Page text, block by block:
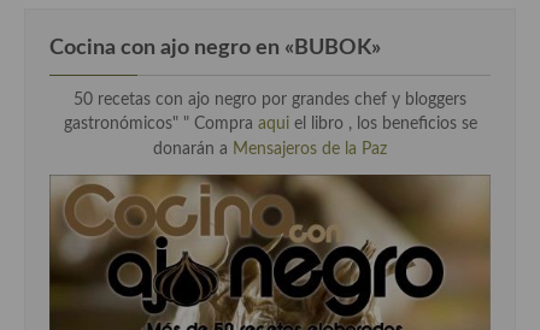
Cocina con ajo negro en «BUBOK»
50 recetas con ajo negro por grandes chef y bloggers
gastronómicos" " Compra aqui el libro , los beneficios se
donarán a Mensajeros de la Paz